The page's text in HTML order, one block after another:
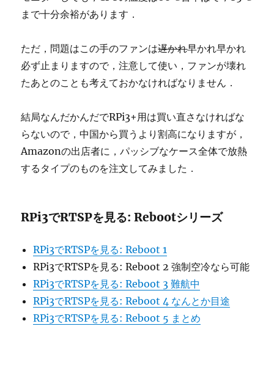
まで十分余裕があります．
ただ，問題はこの手のファンは遅かれ早かれ早かれ
必ず止まりますので，注意して使い，ファンが壊れ
たあとのことも考えておかなければなりません．
結局なんだかんだでRPi3+用は買い直さなければな
らないので，中国から買うより割高になりますが，
Amazonの出店者に，パッシブなケース全体で放熱
するタイプのものを注文してみました．
RPi3でRTSPを見る: Rebootシリーズ
RPi3でRTSPを見る: Reboot 1
RPi3でRTSPを見る: Reboot 2 強制空冷なら可能
RPi3でRTSPを見る: Reboot 3 難航中
RPi3でRTSPを見る: Reboot 4 なんとか目途
RPi3でRTSPを見る: Reboot 5 まとめ